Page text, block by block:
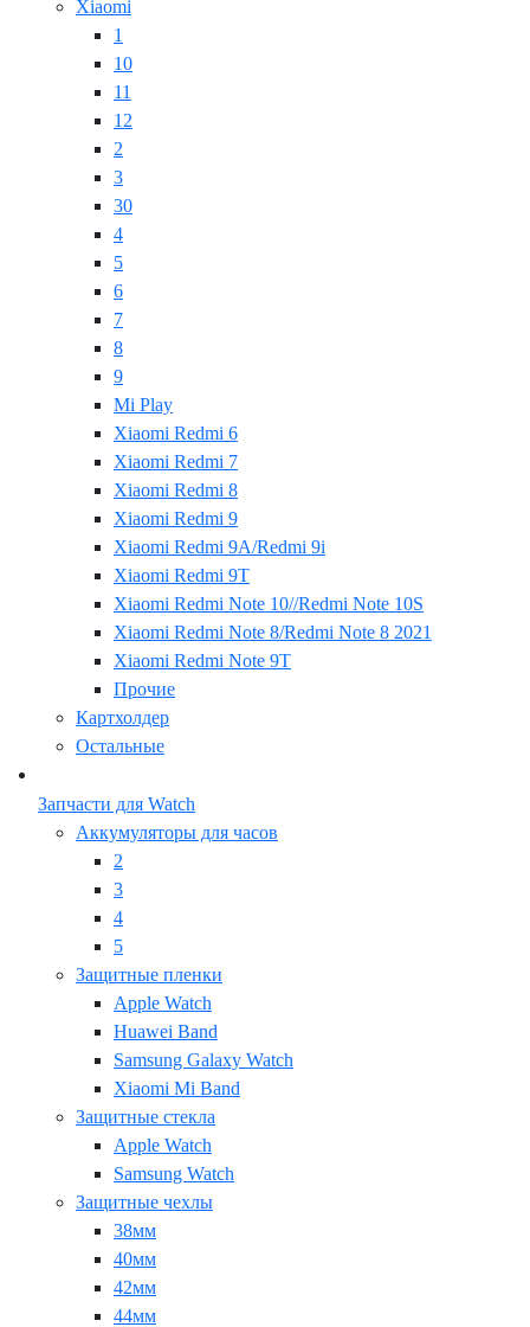
Xiaomi
1
10
11
12
2
3
30
4
5
6
7
8
9
Mi Play
Xiaomi Redmi 6
Xiaomi Redmi 7
Xiaomi Redmi 8
Xiaomi Redmi 9
Xiaomi Redmi 9A/Redmi 9i
Xiaomi Redmi 9T
Xiaomi Redmi Note 10//Redmi Note 10S
Xiaomi Redmi Note 8/Redmi Note 8 2021
Xiaomi Redmi Note 9T
Прочие
Картхолдер
Остальные
Запчасти для Watch
Аккумуляторы для часов
2
3
4
5
Защитные пленки
Apple Watch
Huawei Band
Samsung Galaxy Watch
Xiaomi Mi Band
Защитные стекла
Apple Watch
Samsung Watch
Защитные чехлы
38мм
40мм
42мм
44мм